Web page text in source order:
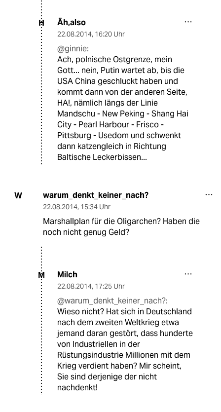
H Äh,also
22.08.2014, 16:20 Uhr
@ginnie:
Ach, polnische Ostgrenze, mein
Gott... nein, Putin wartet ab, bis die
USA China geschluckt haben und
kommt dann von der anderen Seite,
HA!, nämlich längs der Linie
Mandschu - New Peking - Shang Hai
City - Pearl Harbour - Frisco -
Pittsburg - Usedom und schwenkt
dann katzengleich in Richtung
Baltische Leckerbissen...
W warum_denkt_keiner_nach?
22.08.2014, 15:34 Uhr
Marshallplan für die Oligarchen? Haben die
noch nicht genug Geld?
M Milch
22.08.2014, 17:25 Uhr
@warum_denkt_keiner_nach?:
Wieso nicht? Hat sich in Deutschland
nach dem zweiten Weltkrieg etwa
jemand daran gestört, dass hunderte
von Industriellen in der
Rüstungsindustrie Millionen mit dem
Krieg verdient haben? Mir scheint,
Sie sind derjenige der nicht
nachdenkt!